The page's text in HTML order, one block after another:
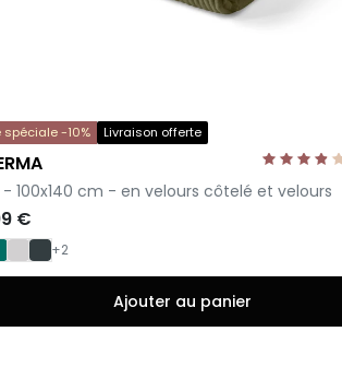
spéciale -10% Livraison offerte
- 100x140 cm - en velours côtelé et velours
€
+2
Ajouter au panier